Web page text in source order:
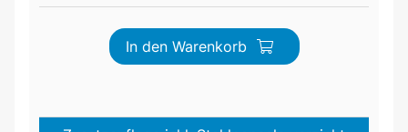
In den Warenkorb